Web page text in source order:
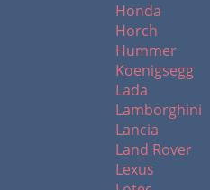
Honda
Horch
Hummer
Koenigsegg
Lada
Lamborghini
Lancia
Land Rover
Lexus